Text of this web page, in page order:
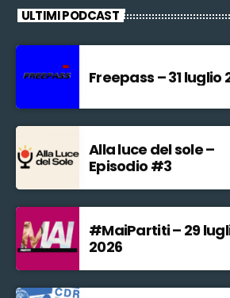
ULTIMI PODCAST
Freepass – 31 luglio
Alla luce del sole –
Episodio #3
#MaiPartiti – 29
2026